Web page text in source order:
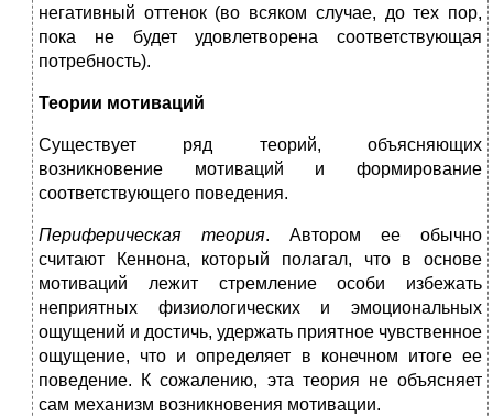
негативный оттенок (во всяком случае, до тех пор,
пока не будет удовлетворена соответствующая
потребность).
Теории мотиваций
Существует ряд теорий, объясняющих
возникновение мотиваций и формирование
соответствующего поведения.
Периферическая теория. Автором ее обычно
считают Кеннона, который полагал, что в основе
мотиваций лежит стремление особи избежать
неприятных физиологических и эмоциональных
ощущений и достичь, удержать приятное чувственное
ощущение, что и определяет в конечном итоге ее
поведение. К сожалению, эта теория не объясняет
сам механизм возникновения мотивации.